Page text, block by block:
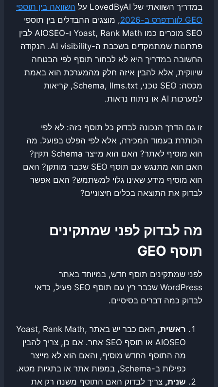
במדריך השוואתי של LovedByAI על
השוואה בין תוספי
GEO לוורדפרס ב-2026
, מוצגים ההבדלים בין תוספי
SEO מוכרים כמו Yoast, Rank Math ו-AIOSEO לבין
פתרונות שמתמקדים בשכבת ה-AI visibility. הנקודה
החשובה במדריך היא לא לבחור תוסף לפי הבטחה
שיווקית, אלא להבין איזה חלק מהמערכת הוא באמת
מכסה: SEO טכני, Schema, llms.txt, קריאות
למערכות AI או ניתוח נראות.
זו גם הדרך הנכונה לבדוק כל תוסף כזה: לא לפי
הכותרת בעמוד המכירה, אלא לפי הפלט בפועל. מה
הוא מוסיף לאתר? האם הוא מייצר Schema תקין?
האם הוא מתנגש עם תוסף SEO שכבר מותקן? האם
הוא מוסיף מידע שאינו גלוי למשתמש? האם אפשר
לבדוק את התוצאה בכלים חיצוניים?
מה לבדוק לפני שמתקינים
תוסף GEO
לפני שמתקינים תוסף חדש, במיוחד באתר
WordPress שכבר רץ עם תוסף SEO פעיל, כדאי
לבדוק כמה דברים בסיסיים.
ראשית,
האם כבר יש באתר Yoast, Rank Math,
AIOSEO או תוסף SEO אחר. אם כן, צריך להבין
מה התוסף החדש מוסיף, והאם הוא לא מייצר
כפילות ב-Schema, במפות אתר או בתגיות מטא.
שנית, צריך לבדוק האם התוסף משנה רק את